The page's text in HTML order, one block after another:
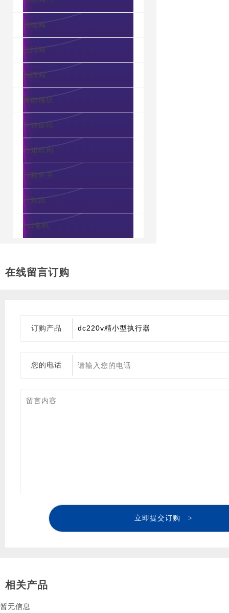
电磁阀
止回阀
隔膜阀
智能模块
中转齿轮
力矩机构
行程开关
计数器
ydf电机
在线留言订购
订购产品
您的电话
立即提交订购 >
相关产品
暂无信息